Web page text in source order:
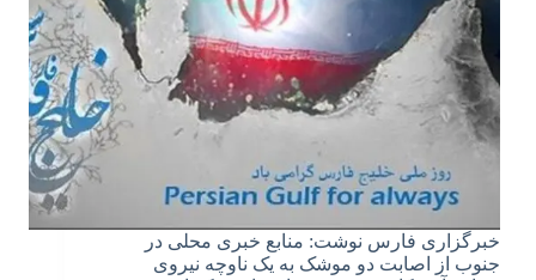
خبرگزاری فارس نوشت: منابع خبری محلی در
جنوب از اصابت دو موشک به یک ناوچه نیروی